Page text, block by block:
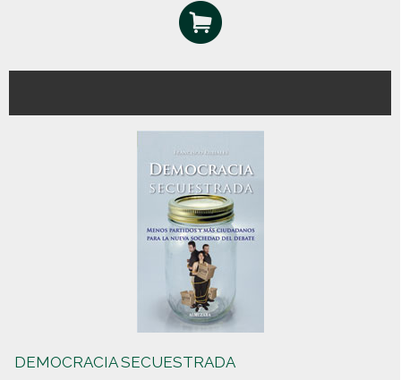
DEMOCRACIA SECUESTRADA